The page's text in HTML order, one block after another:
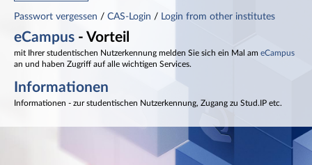
Passwort vergessen / CAS-Login / Login from other institutes
eCampus - Vorteil
mit Ihrer studentischen Nutzerkennung melden Sie sich ein Mal am eCampus
an und haben Zugriff auf alle wichtigen Services.
Informationen
Informationen - zur studentischen Nutzerkennung, Zugang zu Stud.IP etc.